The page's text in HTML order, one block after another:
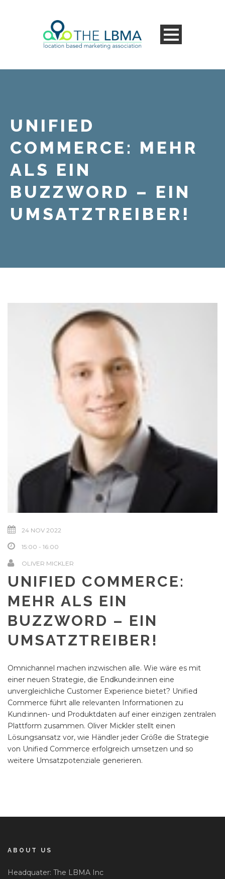
UNIFIED
COMMERCE: MEHR
ALS EIN
BUZZWORD – EIN
UMSATZTREIBER!
24 NOV 2022
15:00 - 16:00
OLIVER MICKLER
UNIFIED COMMERCE:
MEHR ALS EIN
BUZZWORD – EIN
UMSATZTREIBER!
Omnichannel machen inzwischen alle. Wie wäre es mit
einer neuen Strategie, die Endkunde:innen eine
unvergleichliche Customer Experience bietet? Unified
Commerce führt alle relevanten Informationen zu
Kund:innen- und Produktdaten auf einer einzigen zentralen
Plattform zusammen. Oliver Mickler stellt einen
Lösungsansatz vor, wie Händler jeder Größe die Strategie
von Unified Commerce erfolgreich umsetzen und so
weitere Umsatzpotenziale generieren.
ABOUT US
Headquater: The LBMA Inc